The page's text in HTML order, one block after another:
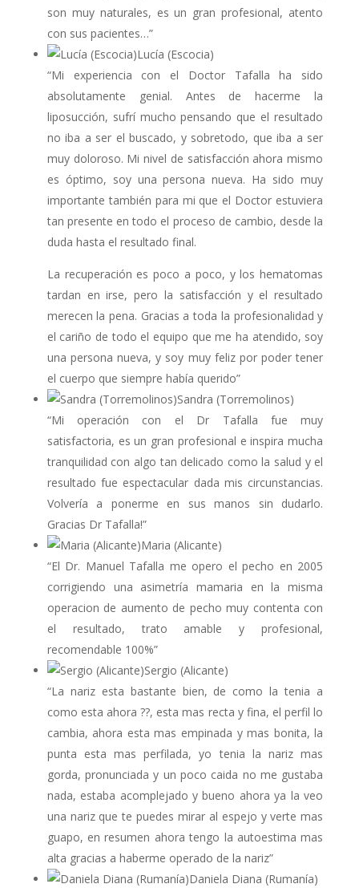
son muy naturales, es un gran profesional, atento
con sus pacientes…”
Lucía (Escocia)
“Mi experiencia con el Doctor Tafalla ha sido
absolutamente genial. Antes de hacerme la
liposucción, sufrí mucho pensando que el resultado
no iba a ser el buscado, y sobretodo, que iba a ser
muy doloroso. Mi nivel de satisfacción ahora mismo
es óptimo, soy una persona nueva. Ha sido muy
importante también para mi que el Doctor estuviera
tan presente en todo el proceso de cambio, desde la
duda hasta el resultado final.
La recuperación es poco a poco, y los hematomas
tardan en irse, pero la satisfacción y el resultado
merecen la pena. Gracias a toda la profesionalidad y
el cariño de todo el equipo que me ha atendido, soy
una persona nueva, y soy muy feliz por poder tener
el cuerpo que siempre había querido”
Sandra (Torremolinos)
“Mi operación con el Dr Tafalla fue muy
satisfactoria, es un gran profesional e inspira mucha
tranquilidad con algo tan delicado como la salud y el
resultado fue espectacular dada mis circunstancias.
Volvería a ponerme en sus manos sin dudarlo.
Gracias Dr Tafalla!”
Maria (Alicante)
“El Dr. Manuel Tafalla me opero el pecho en 2005
corrigiendo una asimetría mamaria en la misma
operacion de aumento de pecho muy contenta con
el resultado, trato amable y profesional,
recomendable 100%”
Sergio (Alicante)
“La nariz esta bastante bien, de como la tenia a
como esta ahora ??, esta mas recta y fina, el perfil lo
cambia, ahora esta mas empinada y mas bonita, la
punta esta mas perfilada, yo tenia la nariz mas
gorda, pronunciada y un poco caida no me gustaba
nada, estaba acomplejado y bueno ahora ya la veo
una nariz que te puedes mirar al espejo y verte mas
guapo, en resumen ahora tengo la autoestima mas
alta gracias a haberme operado de la nariz”
Daniela Diana (Rumanía)